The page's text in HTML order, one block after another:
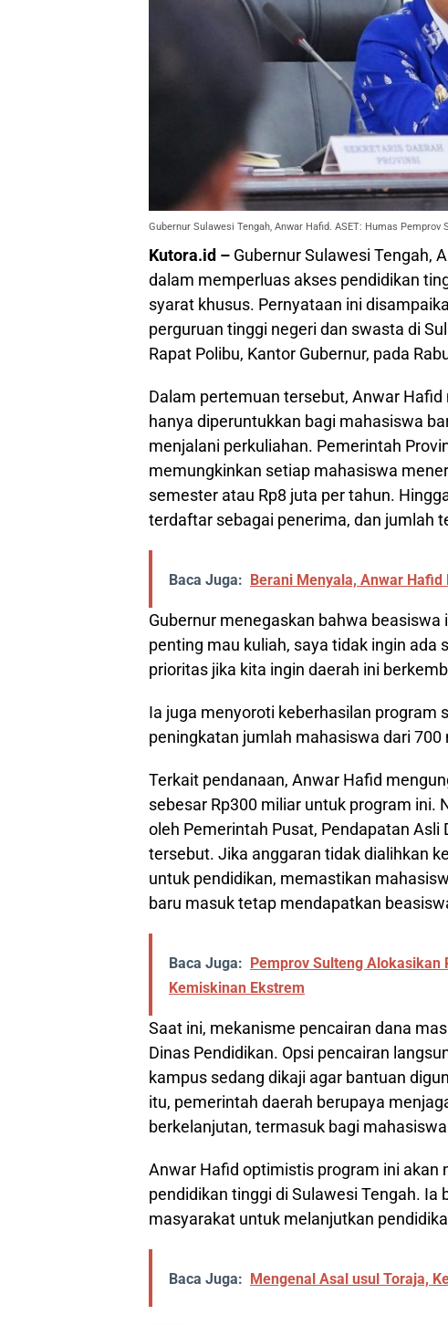
Gubernur Sulawesi Tengah, Anwar Hafid. ASET: Humas Pemprov
Kutora.id – Gubernur Sulawesi Tengah,
dalam memperluas akses pendidikan
syarat khusus. Pernyataan ini
perguruan tinggi negeri dan swasta di
Rapat Polibu, Kantor Gubernur, pada
Dalam pertemuan tersebut, Anwar
hanya diperuntukkan bagi mahasiswa
menjalani perkuliahan. Pemerintah
memungkinkan setiap mahasiswa
semester atau Rp8 juta per tahun.
terdaftar sebagai penerima, dan jumlah
Baca Juga: Berani Menyala, Anwar
Gubernur menegaskan bahwa
penting mau kuliah, saya tidak ingin
prioritas jika kita ingin daerah ini
Ia juga menyoroti keberhasilan program
peningkatan jumlah mahasiswa dari
Terkait pendanaan, Anwar Hafid
sebesar Rp300 miliar untuk program ini.
oleh Pemerintah Pusat, Pendapatan
tersebut. Jika anggaran tidak dialihkan
untuk pendidikan, memastikan
baru masuk tetap mendapatkan
Baca Juga: Pemprov Sulteng Alokasikan
Kemiskinan Ekstrem
Saat ini, mekanisme pencairan dana
Dinas Pendidikan. Opsi pencairan
kampus sedang dikaji agar bantuan
itu, pemerintah daerah berupaya
berkelanjutan, termasuk bagi
Anwar Hafid optimistis program ini
pendidikan tinggi di Sulawesi Tengah.
masyarakat untuk melanjutkan
Baca Juga: Mengenal Asal usul Toraja,